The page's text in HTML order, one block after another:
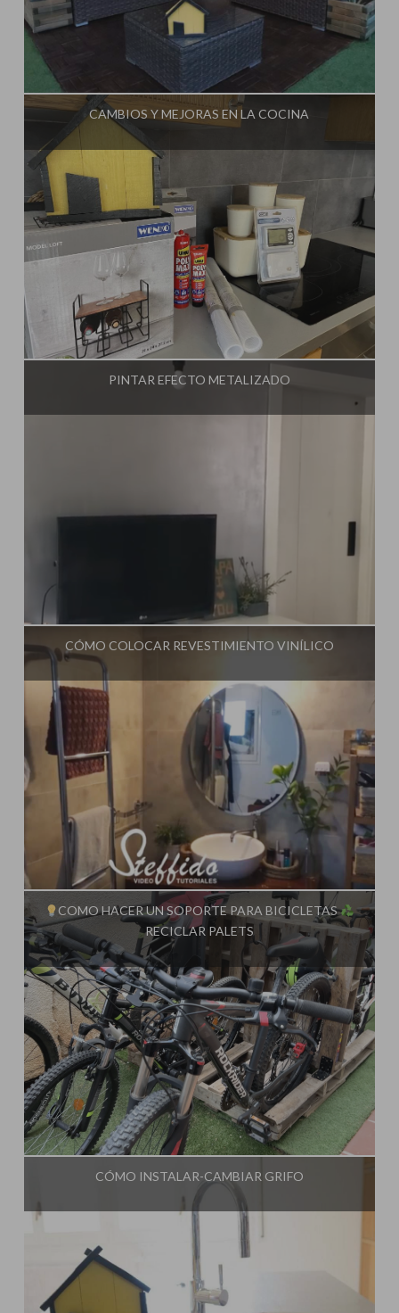
Influencer: Steffido
CAMBIOS Y MEJORAS EN LA COCINA
Influencer: Steffido
PINTAR EFECTO METALIZADO
Steffido
CÓMO COLOCAR REVESTIMIENTO VINÍLICO
Influencer:Steffido
COMO HACER UN SOPORTE PARA BICICLETAS
RECICLAR PALETS
Influencer:Steffido
CÓMO INSTALAR-CAMBIAR GRIFO